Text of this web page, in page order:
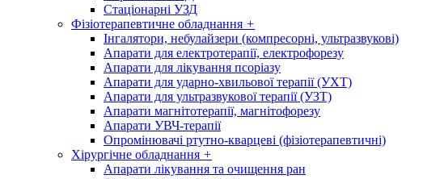
Стаціонарні УЗД
Фізіотерапевтичне обладнання +
Інгалятори, небулайзери (компресорні, ультразвукові)
Апарати для електротерапії, електрофорезу
Апарати для лікування псоріазу
Апарати для ударно-хвильової терапії (УХТ)
Апарати для ультразвукової терапії (УЗТ)
Апарати магнітотерапії, магнітофорезу
Апарати УВЧ-терапії
Опромінювачі ртутно-кварцеві (фізіотерапевтичні)
Хірургічне обладнання +
Апарати лікування та очищення ран